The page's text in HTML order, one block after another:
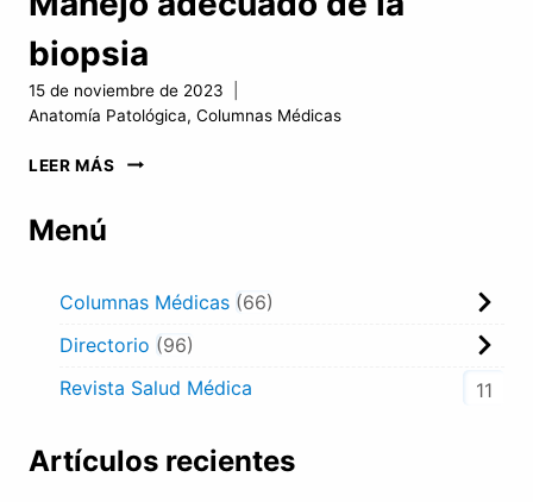
biopsia
15 de noviembre de 2023
Anatomía Patológica, Columnas Médicas
LEER MÁS
MANEJO
Menú
Columnas Médicas
66
Directorio
96
Revista Salud Médica
11
Artículos recientes